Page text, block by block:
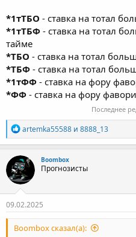
*1тТБО - ставка на тотал
*1тТБФ - ставка на тотал
тайме
*ТБО - ставка на тотал
*ТБФ - ставка на тотал
*1тФФ - ставка на фору
*ФФ - ставка на фору
Последнее
Р
е
а
к
ц
и
и
artemka55588 и 8888_13
Boombox
Прогнозисты
09.02.2025
Boombox сказал(а):